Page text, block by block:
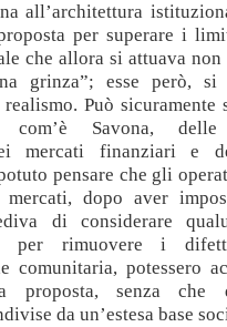
all’architettura
per superare i
che allora si attuava non
grinza”; esse però, si
Può sicuramente
com’è Savona,
mercati finanziari e
pensare che gli
dopo aver
di considerare
per rimuovere i
comunitaria, potessero
senza che
da un’estesa base